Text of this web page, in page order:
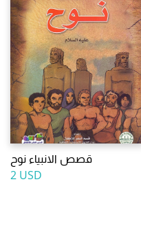
قصص الانبياء نوح
2 USD